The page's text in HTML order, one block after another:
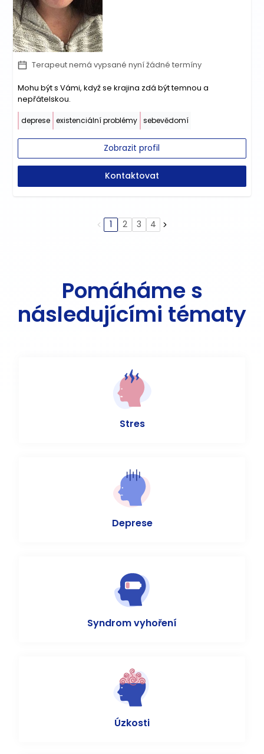
Terapeut nemá vypsané nyní žádné termíny
Mohu být s Vámi, když se krajina zdá být temnou a
nepřátelskou.
deprese existenciální problémy sebevědomí
Zobrazit profil
Kontaktovat
1 2 3 4
Pomáháme s
následujícími tématy
Stres
Deprese
Syndrom vyhoření
Úzkosti